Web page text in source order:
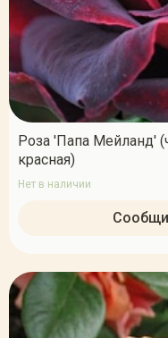
Роза 'Папа Мейланд'
красная)
Нет в наличии